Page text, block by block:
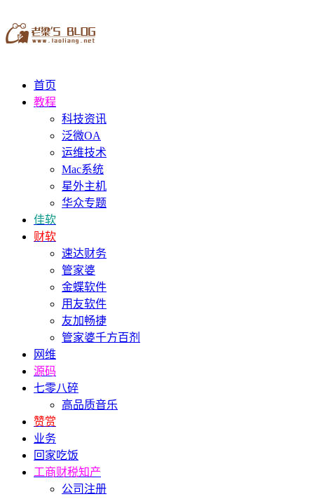
首页
教程
科技资讯
泛微OA
运维技术
Mac系统
星外主机
华众专题
佳软
财软
速达财务
管家婆
金蝶软件
用友软件
友加畅捷
管家婆千方百剂
网维
源码
七零八碎
高品质音乐
赞赏
业务
回家吃饭
工商财税知产
公司注册